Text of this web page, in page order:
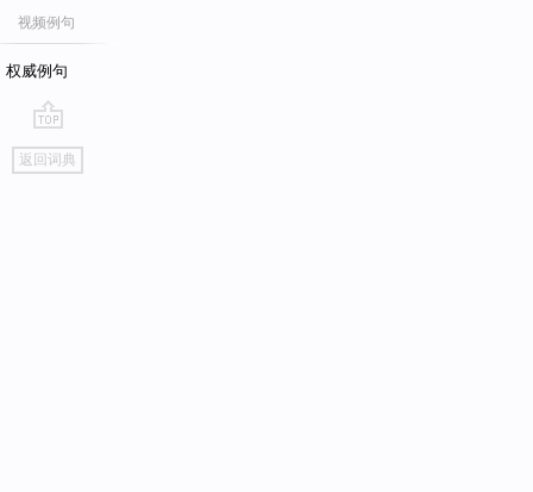
视频例句
权威例句
go
top
返回词典